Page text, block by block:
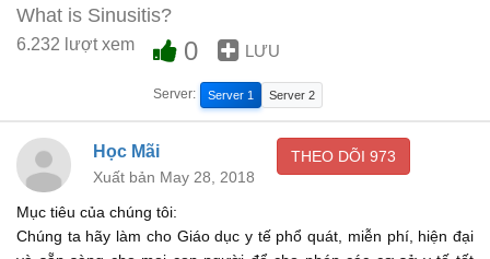
Humans possess four paired paranasal sinuses Your
cheekbones hold your maxillary sinuses
(the largest).
...
The low-center of your forehead is where your frontal
sinuses are located.
...
What is Sinusitis?
6.232 lượt xem 0 LƯU
Server: Server 1 Server 2
Học Mãi
Xuất bản May 28, 2018
THEO DÕI 973
Mục tiêu của chúng tôi:
Chúng ta hãy làm cho Giáo dục y tế phổ quát, miễn phí, hiện đại